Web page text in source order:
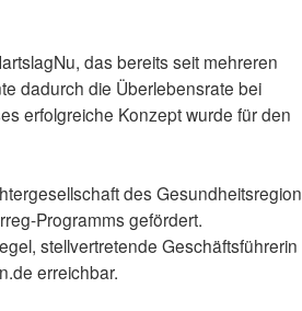
das bereits seit mehreren
dadurch die Überlebensrate bei
erfolgreiche Konzept wurde für den
des Gesundheitsregion
Programms gefördert.
stellvertretende Geschäftsführerin
erreichbar.